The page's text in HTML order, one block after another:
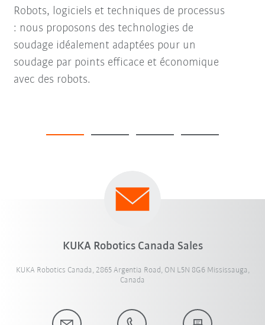
Robots, logiciels et techniques de processus
: nous proposons des technologies de
soudage idéalement adaptées pour un
soudage par points efficace et économique
avec des robots.
KUKA Robotics Canada Sales
KUKA Robotics Canada, 2865 Argentia Road, ON L5N 8G6 Mississauga,
Canada